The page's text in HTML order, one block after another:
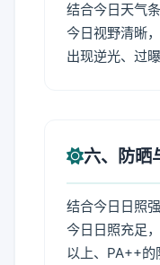
结合今日天气
今日视野清晰
出现逆光、过
六、防晒
结合今日日照
今日日照充足
以上、PA++的